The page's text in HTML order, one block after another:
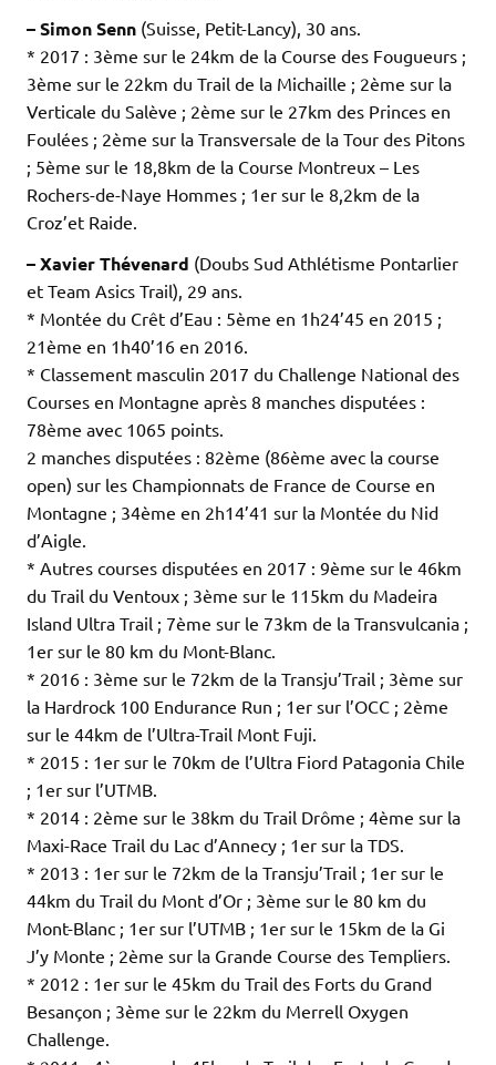
– Simon Senn (Suisse, Petit-Lancy), 30 ans.
* 2017 : 3ème sur le 24km de la Course des Fougueurs ;
3ème sur le 22km du Trail de la Michaille ; 2ème sur la
Verticale du Salève ; 2ème sur le 27km des Princes en
Foulées ; 2ème sur la Transversale de la Tour des Pitons
; 5ème sur le 18,8km de la Course Montreux – Les
Rochers-de-Naye Hommes ; 1er sur le 8,2km de la
Croz’et Raide.
– Xavier Thévenard (Doubs Sud Athlétisme Pontarlier
et Team Asics Trail), 29 ans.
* Montée du Crêt d’Eau : 5ème en 1h24’45 en 2015 ;
21ème en 1h40’16 en 2016.
* Classement masculin 2017 du Challenge National des
Courses en Montagne après 8 manches disputées :
78ème avec 1065 points.
2 manches disputées : 82ème (86ème avec la course
open) sur les Championnats de France de Course en
Montagne ; 34ème en 2h14’41 sur la Montée du Nid
d’Aigle.
* Autres courses disputées en 2017 : 9ème sur le 46km
du Trail du Ventoux ; 3ème sur le 115km du Madeira
Island Ultra Trail ; 7ème sur le 73km de la Transvulcania ;
1er sur le 80 km du Mont-Blanc.
* 2016 : 3ème sur le 72km de la Transju’Trail ; 3ème sur
la Hardrock 100 Endurance Run ; 1er sur l’OCC ; 2ème
sur le 44km de l’Ultra-Trail Mont Fuji.
* 2015 : 1er sur le 70km de l’Ultra Fiord Patagonia Chile
; 1er sur l’UTMB.
* 2014 : 2ème sur le 38km du Trail Drôme ; 4ème sur la
Maxi-Race Trail du Lac d’Annecy ; 1er sur la TDS.
* 2013 : 1er sur le 72km de la Transju’Trail ; 1er sur le
44km du Trail du Mont d’Or ; 3ème sur le 80 km du
Mont-Blanc ; 1er sur l’UTMB ; 1er sur le 15km de la Gi
J’y Monte ; 2ème sur la Grande Course des Templiers.
* 2012 : 1er sur le 45km du Trail des Forts du Grand
Besançon ; 3ème sur le 22km du Merrell Oxygen
Challenge.